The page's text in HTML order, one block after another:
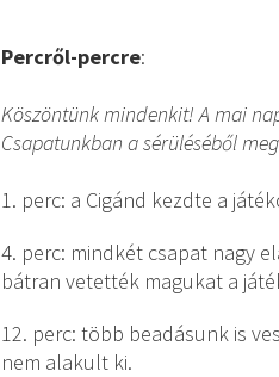
Percről-percre:
Köszöntünk mindenkit! A mai
Csapatunkban a sérüléséből
1. perc: a Cigánd kezdte a
4. perc: mindkét csapat nagy
bátran vetették magukat a
12. perc: több beadásunk is
nem alakult ki.